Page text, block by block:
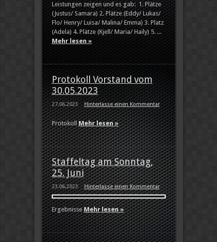
Leistungen zeigen und es gab: 1. Plätze
(Justus/ Samara) 2. Plätze (Eddy/ Lukas/
Flo/ Henry/ Luisa/ Malina/ Emma) 3. Platz
(Adela) 4. Plätze (Kjell/ Maria/ Haily) 5. ...
Mehr lesen »
Protokoll Vorstand vom
30.05.2023
27.06.2023 Hinterlasse einen Kommentar
ProtokollMehr lesen »
Staffeltag am Sonntag,
25. Juni
23.06.2023 Hinterlasse einen Kommentar
ErgebnisseMehr lesen »